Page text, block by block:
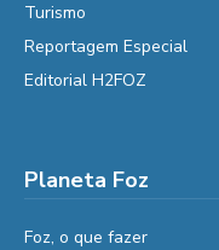
Turismo
Reportagem Especial
Editorial H2FOZ
Planeta Foz
Foz, o que fazer